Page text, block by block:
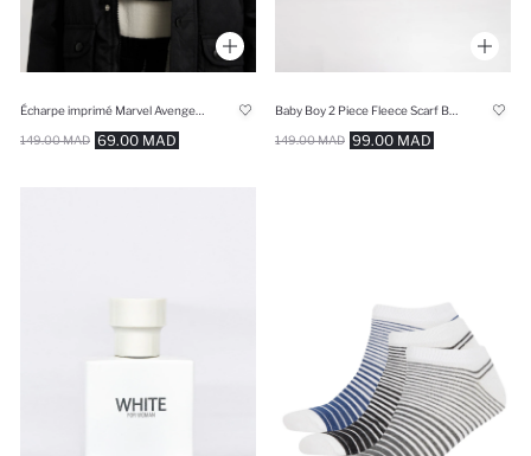
69.00 MAD
149.00 MAD 99.00 MAD
149.00 MAD